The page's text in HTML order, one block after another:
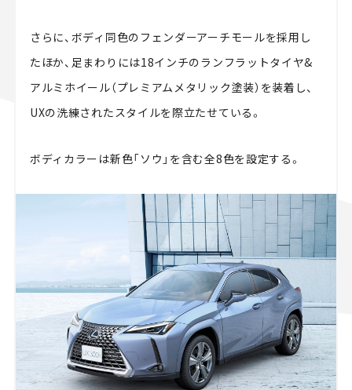
さらに、ボディ同色のフェンダーアーチモールを採用し
たほか、足まわりには18インチのランフラットタイヤ&
アルミホイール（プレミアムメタリック塗装）を装着し、
UXの洗練されたスタイルを際立たせている。
ボディカラーは新色「ソウ」を含む全8色を設定する。